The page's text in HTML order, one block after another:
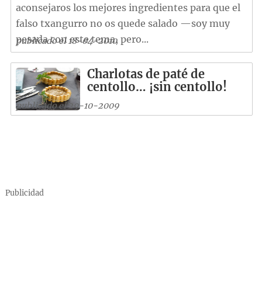
aconsejaros los mejores ingredientes para que el
falso txangurro no os quede salado —soy muy
pesada con este tema, pero...
publicado el 18-04-2010
Charlotas de paté de
centollo… ¡sin centollo!
publicado el 29-10-2009
Publicidad